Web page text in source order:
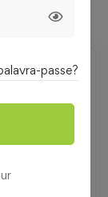
passe?